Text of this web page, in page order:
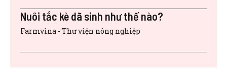
Nuôi tắc kè dã sinh như thế nào?
Farmvina - Thư viện nông nghiệp